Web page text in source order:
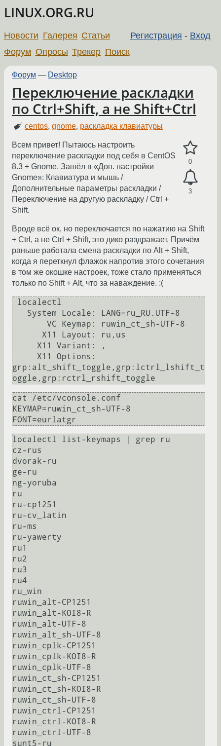
LINUX.ORG.RU
Регистрация - Вход
Новости Галерея Статьи
Форум Опросы Трекер Поиск
Форум — Desktop
Переключение раскладки
по Ctrl+Shift, а не Shift+Ctrl
centos,gnome, раскладка клавиатуры
0
3
Всем привет! Пытаюсь настроить
переключение раскладки под себя в CentOS
8.3 + Gnome. Зашёл в «Доп. настройки
Gnome»: Клавиатура и мышь /
Дополнительные параметры раскладки /
Переключение на другую раскладку / Ctrl +
Shift.
Вроде всё ок, но переключается по нажатию на Shift
+ Ctrl, а не Ctrl + Shift, это дико раздражает. Причём
раньше работала смена раскладки по Alt + Shift,
когда я переткнул флажок напротив этого сочетания
в том же окошке настроек, тоже стало применяться
только по Shift + Alt, что за наваждение. :(
grp:alt_shift_toggle,grp:lctrl_lshift_t
cat /etc/vconsole.conf
KEYMAP=ruwin_ct_sh-UTF-8
localectl list-keymaps | grep ru
cz-rus
dvorak-ru
ge-ru
ng-yoruba
ru
ru-cp1251
ru-cv_latin
ru-ms
ru-yawerty
ru1
ru2
ru3
ru4
ru_win
ruwin_alt-CP1251
ruwin_alt-KOI8-R
ruwin_alt-UTF-8
ruwin_alt_sh-UTF-8
ruwin_cplk-CP1251
ruwin_cplk-KOI8-R
ruwin_cplk-UTF-8
ruwin_ct_sh-CP1251
ruwin_ct_sh-KOI8-R
ruwin_ct_sh-UTF-8
ruwin_ctrl-CP1251
ruwin_ctrl-KOI8-R
ruwin_ctrl-UTF-8